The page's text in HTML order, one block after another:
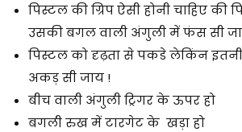
पिस्टल की ग्रिप ऐसी होनी चाहिए
उसकी बगल वाली अंगुली में फंस सी
पिस्टल को दृढ़ता से पकडे लेकिंन
अकड़ सी जाय !
बीच वाली अंगुली ट्रिगर के ऊपर हो
बगली रुख में टारगेट के खड़ा हो